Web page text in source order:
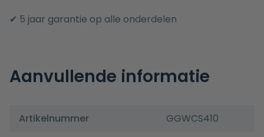
✔ 5 jaar garantie op alle onderdelen
Aanvullende informatie
Artikelnummer
GGWCS410